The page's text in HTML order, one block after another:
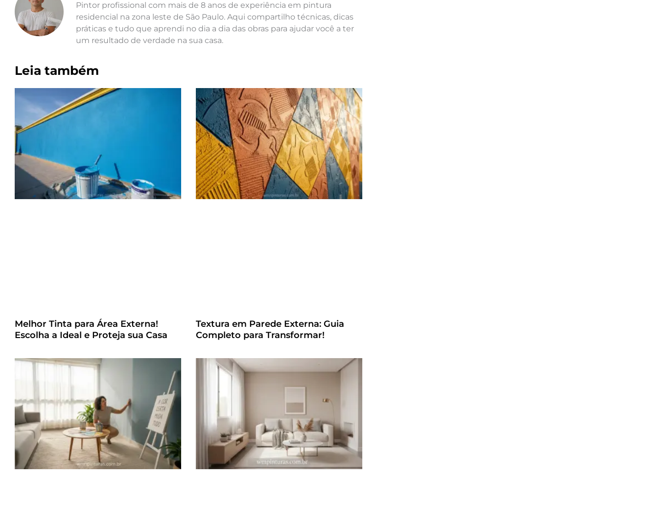
Pintor profissional com mais de 8 anos de experiência em pintura
residencial na zona leste de São Paulo. Aqui compartilho técnicas, dicas
práticas e tudo que aprendi no dia a dia das obras para ajudar você a ter
um resultado de verdade na sua casa.
Leia também
Melhor Tinta para Área Externa!
Escolha a Ideal e Proteja sua Casa
Textura em Parede Externa: Guia
Completo para Transformar!